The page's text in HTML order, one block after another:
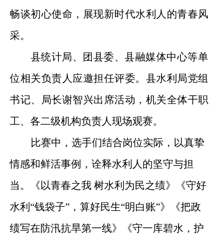
畅谈初心使命，展现新时代水利人的青春风
采。
县统计局、团县委、县融媒体中心等单
位相关负责人应邀担任评委。 县水利局党组
书记、局长谢智兴出席活动，机关全体干职
工、各二级机构负责人现场观赛。
比赛中，选手们结合岗位实际，以真挚
情感和鲜活事例，诠释水利人的坚守与担
当。《以青春之我 树水利为民之绩》《守好
水利 “钱袋子”，算好民生“明白账”》《把政
绩写在防汛抗旱第一线》《守一库碧水，护